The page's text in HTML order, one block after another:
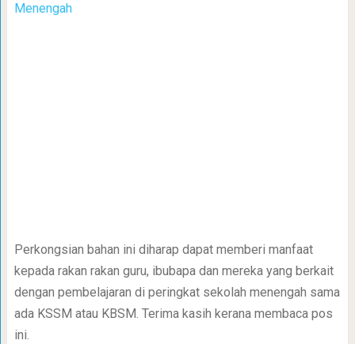
Menengah
Perkongsian bahan ini diharap dapat memberi manfaat
kepada rakan rakan guru, ibubapa dan mereka yang berkait
dengan pembelajaran di peringkat sekolah menengah sama
ada KSSM atau KBSM. Terima kasih kerana membaca pos
ini.